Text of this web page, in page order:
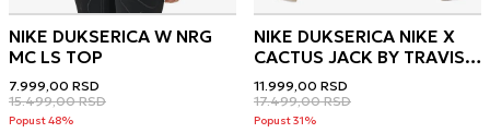
NIKE DUKSERICA W NRG
MC LS TOP
7.999,00 RSD
15.499,00 RSD
Popust 48%
NIKE DUKSERICA NIKE X
CACTUS JACK BY TRAVIS
SCOTT NRG
11.999,00 RSD
17.499,00 RSD
Popust 31%